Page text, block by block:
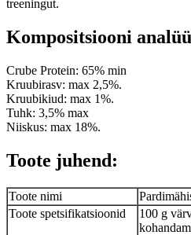
treeningut.
Kompositsiooni
Crube Protein: 65% min
Kruubirasv: max 2,5%.
Kruubikiud: max 1%.
Tuhk: 3,5% max
Niiskus: max 18%.
Toote juhend:
Toote nimi
Toote spetsifikatsioonid
100 g